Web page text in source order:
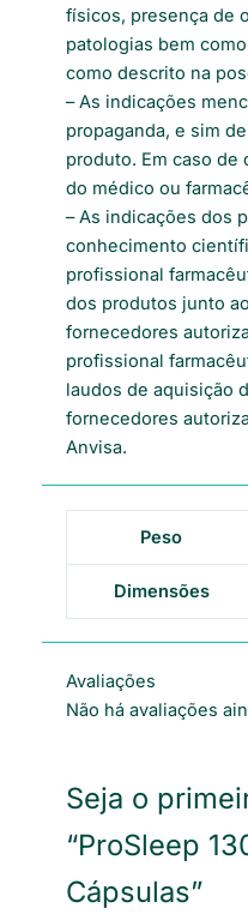
físicos, presença de
patologias bem
como descrito na
– As indicações
propaganda, e sim
produto. Em caso de
do médico ou
– As indicações dos
conhecimento
profissional
dos produtos junto
fornecedores
profissional
laudos de aquisição
fornecedores
Anvisa.
Peso
Dimensões
Avaliações
Não há avaliações
Seja o
“ProSleep
Cápsulas”